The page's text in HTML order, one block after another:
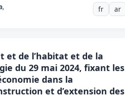
, fr ar
et de l’habitat et de la
du 29 mai 2024, fixant les
dans la
et d’extension des